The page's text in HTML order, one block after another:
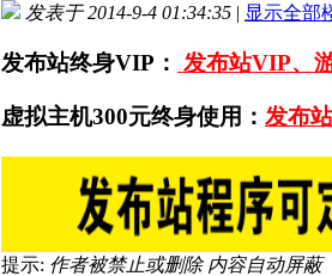
发表于 2014-9-4 01:34:35 | 显示全部
发布站终身VIP： 发布站VIP、
虚拟主机300元终身使用： 发布
提示: 作者被禁止或删除 内容自动屏蔽